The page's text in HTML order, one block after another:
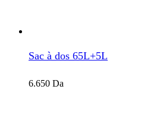
Sac à dos 65L+5L
6.650 Da